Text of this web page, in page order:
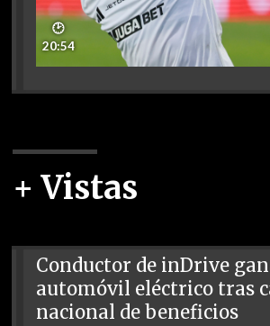
🕑
20:54
+ Vistas
Conductor de inDrive
automóvil eléctrico tras
nacional de beneficios